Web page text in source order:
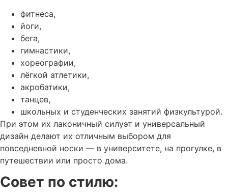
фитнеса,
йоги,
бега,
гимнастики,
хореографии,
лёгкой атлетики,
акробатики,
танцев,
школьных и студенческих занятий физкультурой.
При этом их лаконичный силуэт и универсальный
дизайн делают их отличным выбором для
повседневной носки — в университете, на прогулке, в
путешествии или просто дома.
Совет по стилю: